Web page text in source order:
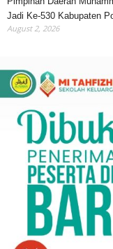
Jadi Ke-530 Kabupaten
August 2, 2026